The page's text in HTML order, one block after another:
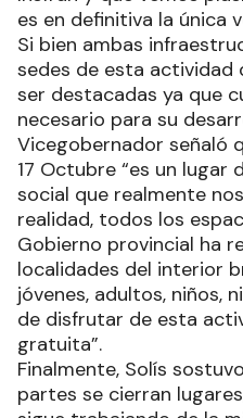
es en definitiva la única
Si bien ambas
sedes de esta actividad
ser destacadas ya que
necesario para su
Vicegobernador señaló
17 Octubre “es un lugar
social que realmente
realidad, todos los
Gobierno provincial ha
localidades del interior
jóvenes, adultos, niños,
de disfrutar de esta
gratuita”.
Finalmente, Solís
partes se cierran